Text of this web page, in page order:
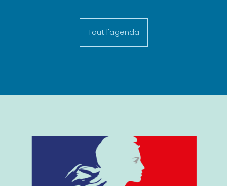
Tout l'agenda